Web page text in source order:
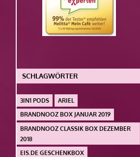
SCHLAGWÖRTER
3IN1 PODS
ARIEL
BRANDNOOZ BOX JANUAR 2019
BRANDNOOZ CLASSIK BOX DEZEMBER
2018
EIS.DE GESCHENKBOX